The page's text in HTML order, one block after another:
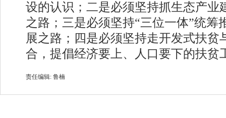
设的认识；二是必须坚持抓生态产业
之路；三是必须坚持“三位一体”统筹
展之路；四是必须坚持走开发式扶贫
合，提倡经济要上、人口要下的扶贫
责任编辑: 鲁楠